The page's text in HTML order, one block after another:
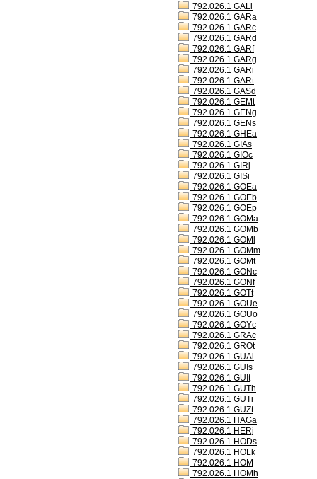
792.026.1 GALi
792.026.1 GARa
792.026.1 GARc
792.026.1 GARd
792.026.1 GARf
792.026.1 GARg
792.026.1 GARi
792.026.1 GARt
792.026.1 GASd
792.026.1 GEMt
792.026.1 GENg
792.026.1 GENs
792.026.1 GHEa
792.026.1 GIAs
792.026.1 GIOc
792.026.1 GIRj
792.026.1 GISi
792.026.1 GOEa
792.026.1 GOEb
792.026.1 GOEp
792.026.1 GOMa
792.026.1 GOMb
792.026.1 GOMl
792.026.1 GOMm
792.026.1 GOMt
792.026.1 GONc
792.026.1 GONf
792.026.1 GOTt
792.026.1 GOUe
792.026.1 GOUo
792.026.1 GOYc
792.026.1 GRAc
792.026.1 GROt
792.026.1 GUAi
792.026.1 GUIs
792.026.1 GUIt
792.026.1 GUTh
792.026.1 GUTi
792.026.1 GUZt
792.026.1 HAGa
792.026.1 HERj
792.026.1 HODs
792.026.1 HOLk
792.026.1 HOM
792.026.1 HOMh